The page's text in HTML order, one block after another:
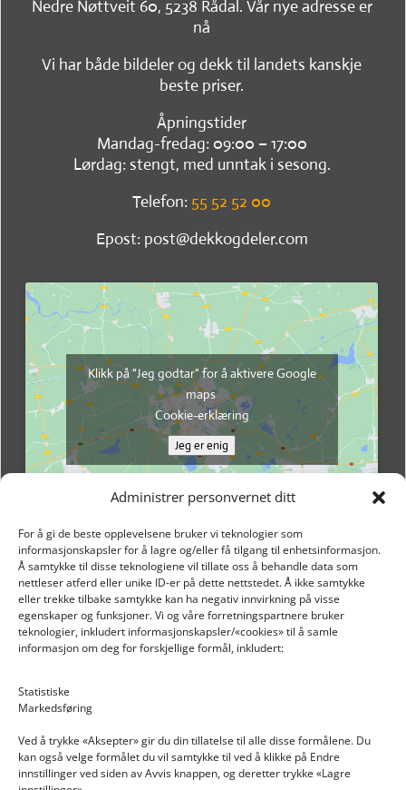
Administrer personvernet ditt
For å gi de beste opplevelsene bruker vi teknologier som
informasjonskapsler for å lagre og/eller få tilgang til enhetsinformasjon.
Å samtykke til disse teknologiene vil tillate oss å behandle data som
nettleser atferd eller unike ID-er på dette nettstedet. Å ikke samtykke
eller trekke tilbake samtykke kan ha negativ innvirkning på visse
egenskaper og funksjoner. Vi og våre forretningspartnere bruker
teknologier, inkludert informasjonskapsler/«cookies» til å samle
informasjon om deg for forskjellige formål, inkludert:
Statistiske
Markedsføring
Ved å trykke «Aksepter» gir du din tillatelse til alle disse formålene. Du
kan også velge formålet du vil samtykke til ved å klikke på Endre
innstillinger ved siden av Avvis knappen, og deretter trykke «Lagre
Nedre Nøttveit 60, 5238 Rådal. Vår nye adresse er
nå
Vi har både bildeler og dekk til landets kanskje
beste priser.
Åpningstider
Mandag-fredag: 09:00 – 17:00
Lørdag: stengt, med unntak i sesong.
Telefon: 55 52 52 00
Epost: post@dekkogdeler.com
Klikk på "Jeg godtar" for å aktivere Google
maps
Cookie-erklæring
Jeg er enig